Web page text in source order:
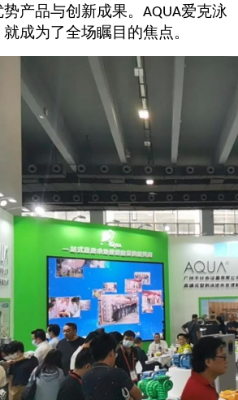
产品与创新成果。 AQUA爱克泳
成为了全场瞩目的焦点。